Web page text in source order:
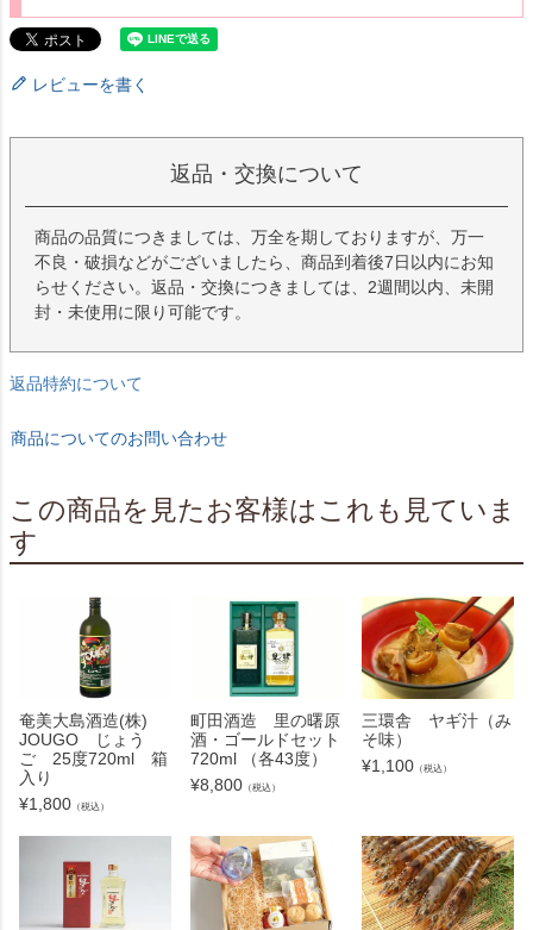
レビューを書く
返品・交換について
商品の品質につきましては、万全を期しておりますが、万一
不良・破損などがございましたら、商品到着後7日以内にお知
らせください。返品・交換につきましては、2週間以内、未開
封・未使用に限り可能です。
返品特約について
商品についてのお問い合わせ
この商品を見たお客様はこれも見ていま
す
奄美大島酒造(株)
JOUGO じょう
ご 25度720ml 箱
入り
¥1,800 （税込）
町田酒造 里の曙原
酒・ゴールドセット
720ml （各43度）
¥8,800 （税込）
三環舎 ヤギ汁（み
そ味）
¥1,100 （税込）